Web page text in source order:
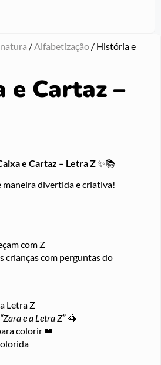
/ Alfabetização / História e
e Cartaz –
e Cartaz – Letra Z✨📚
maneira divertida e criativa!
com Z
crianças com perguntas do
Letra Z
“Zara e a Letra Z”🦓
colorir 👑